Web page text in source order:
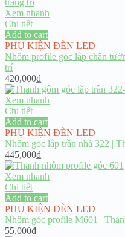
Xem nhanh
Chi tiết
Add to cart
PHỤ KIỆN ĐÈN LED
Nhôm profile góc lắp chân
trí
420,000₫
Xem nhanh
Chi tiết
Add to cart
PHỤ KIỆN ĐÈN LED
Nhôm góc lắp trần nhà 322 |
445,000₫
Xem nhanh
Chi tiết
Add to cart
PHỤ KIỆN ĐÈN LED
Nhôm góc profile M601 |
55,000₫